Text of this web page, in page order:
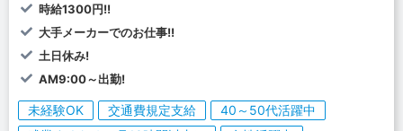
時給1300円!!
大手メーカーでのお仕事!!
土日休み!
AM9:00～出勤!
未経験OK 交通費規定支給
40～50代活躍中